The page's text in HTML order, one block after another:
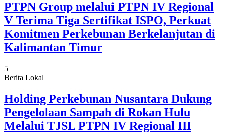
PTPN Group melalui PTPN IV Regional
V Terima Tiga Sertifikat ISPO, Perkuat
Komitmen Perkebunan Berkelanjutan di
Kalimantan Timur
5
Berita Lokal
Holding Perkebunan Nusantara Dukung
Pengelolaan Sampah di Rokan Hulu
Melalui TJSL PTPN IV Regional III